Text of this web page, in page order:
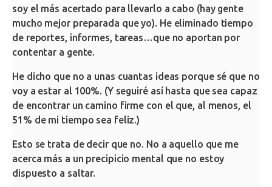
soy el más acertado para llevarlo a cabo (hay gente
mucho mejor preparada que yo). He eliminado tiempo
de reportes, informes, tareas…que no aportan por
contentar a gente.
He dicho que no a unas cuantas ideas porque sé que no
voy a estar al 100%. (Y seguiré así hasta que sea capaz
de encontrar un camino firme con el que, al menos, el
51% de mi tiempo sea feliz.)
Esto se trata de decir que no. No a aquello que me
acerca más a un precipicio mental que no estoy
dispuesto a saltar.